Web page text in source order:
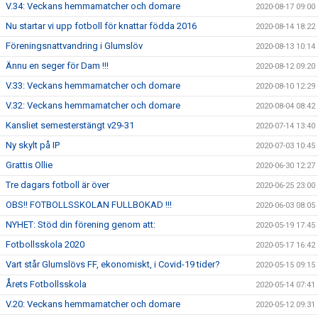
V.34: Veckans hemmamatcher och domare 2020-08-17 09:00
Nu startar vi upp fotboll för knattar födda 2016 2020-08-14 18:22
Föreningsnattvandring i Glumslöv 2020-08-13 10:14
Ännu en seger för Dam !!! 2020-08-12 09:20
V.33: Veckans hemmamatcher och domare 2020-08-10 12:29
V.32: Veckans hemmamatcher och domare 2020-08-04 08:42
Kansliet semesterstängt v29-31 2020-07-14 13:40
Ny skylt på IP 2020-07-03 10:45
Grattis Ollie 2020-06-30 12:27
Tre dagars fotboll är över 2020-06-25 23:00
OBS!! FOTBOLLSSKOLAN FULLBOKAD !!! 2020-06-03 08:05
NYHET: Stöd din förening genom att: 2020-05-19 17:45
Fotbollsskola 2020 2020-05-17 16:42
Vart står Glumslövs FF, ekonomiskt, i Covid-19 tider? 2020-05-15 09:15
Årets Fotbollsskola 2020-05-14 07:41
V.20: Veckans hemmamatcher och domare 2020-05-12 09:31